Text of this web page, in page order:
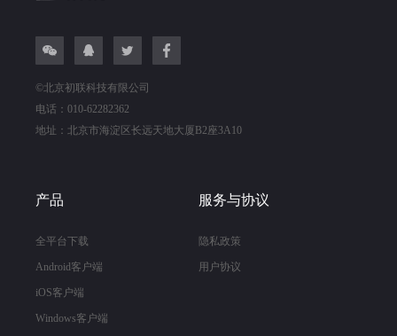
©北京初联科技有限公司
电话 ：010-62282362
地址：北京市海淀区长远天地大厦B2座3A10
产品
全平台下载
Android客户端
iOS客户端
Windows客户端
服务与协议
隐私政策
用户协议